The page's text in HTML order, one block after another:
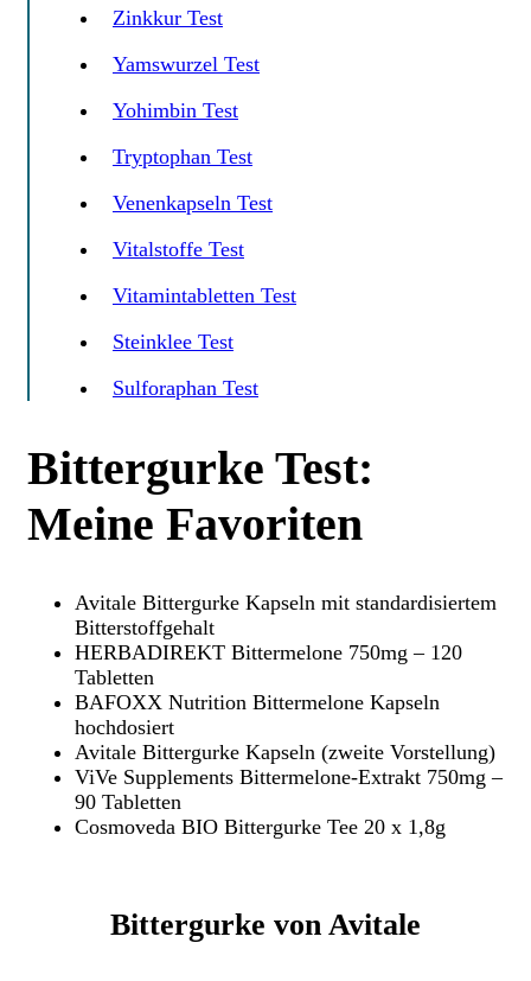
Zinkkur Test
Yamswurzel Test
Yohimbin Test
Tryptophan Test
Venenkapseln Test
Vitalstoffe Test
Vitamintabletten Test
Steinklee Test
Sulforaphan Test
Bittergurke Test:
Meine Favoriten
Avitale Bittergurke Kapseln mit standardisiertem
Bitterstoffgehalt
HERBADIREKT Bittermelone 750mg – 120
Tabletten
BAFOXX Nutrition Bittermelone Kapseln
hochdosiert
Avitale Bittergurke Kapseln (zweite Vorstellung)
ViVe Supplements Bittermelone-Extrakt 750mg –
90 Tabletten
Cosmoveda BIO Bittergurke Tee 20 x 1,8g
Bittergurke von Avitale